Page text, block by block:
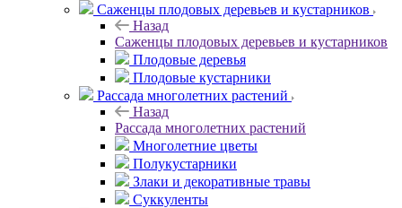
Саженцы плодовых деревьев и кустарников
Назад
Саженцы плодовых деревьев и кустарников
Плодовые деревья
Плодовые кустарники
Рассада многолетних растений
Назад
Рассада многолетних растений
Многолетние цветы
Полукустарники
Злаки и декоративные травы
Суккуленты